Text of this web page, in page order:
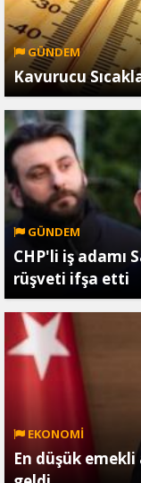
GÜNDEM
Kavurucu
GÜNDEM
CHP'li iş adamı
rüşveti ifşa etti
EKONOMİ
En düşük emekli